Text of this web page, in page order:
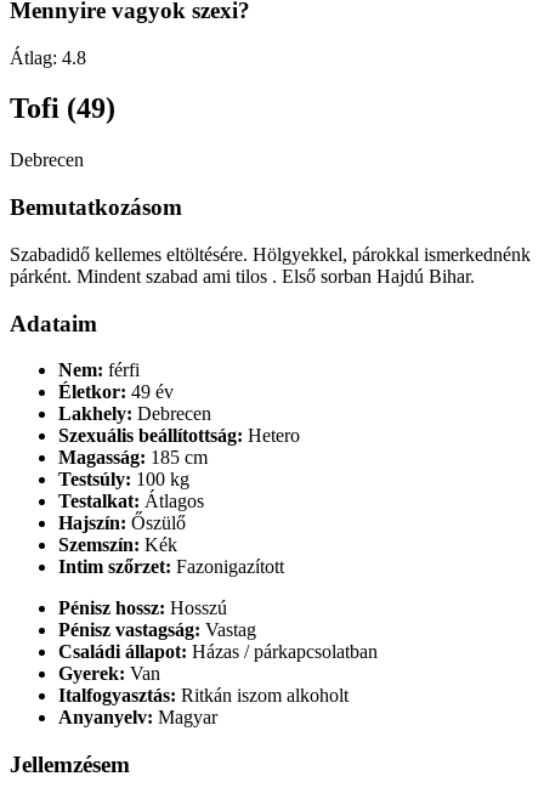
Mennyire vagyok szexi?
Átlag: 4.8
Tofi (49)
Debrecen
Bemutatkozásom
Szabadidő kellemes eltöltésére. Hölgyekkel, párokkal ismerkednénk
párként. Mindent szabad ami tilos . Első sorban Hajdú Bihar.
Adataim
Nem: férfi
Életkor: 49 év
Lakhely: Debrecen
Szexuális beállítottság: Hetero
Magasság: 185 cm
Testsúly: 100 kg
Testalkat: Átlagos
Hajszín: Őszülő
Szemszín: Kék
Intim szőrzet: Fazonigazított
Pénisz hossz: Hosszú
Pénisz vastagság: Vastag
Családi állapot: Házas / párkapcsolatban
Gyerek: Van
Italfogyasztás: Ritkán iszom alkoholt
Anyanyelv: Magyar
Jellemzésem